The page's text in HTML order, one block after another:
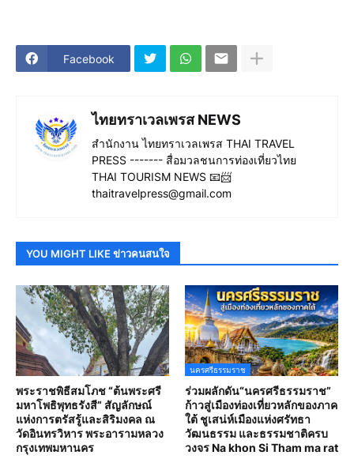
Facebook
ไทยทราเวลเพรส NEWS
สำนักงาน ไทยทราเวลเพรส THAI TRAVEL
PRESS ------- สื่อมวลชนการท่องเที่ยวไทย
THAI TOURISM NEWS 📧📨
thaitravelpress@gmail.com
YOU MIGHT LIKE ข่าวคนสนใจ
พระราชพิธีสมโภช “ต้นพระศรี
มหาโพธิพุทธรังสี” สัญลักษณ์
แห่งการตรัสรู้และสิริมงคล ณ
วัดอินทรวิหาร พระอารามหลวง
กรุงเทพมหานคร
นครศรีธรรมราช
ร่วมผลักดัน“นครศรีธรรมราช”
ก้าวสู่เมืองท่องเที่ยวหลักของภาค
ใต้ ชูเสน่ห์เมืองแห่งศรัทธา
วัฒนธรรม และธรรมชาติครบ
วงจร Na khon Si Tham ma rat